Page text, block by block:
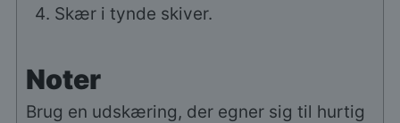
Skær i tynde skiver.
Noter
Brug en udskæring, der egner sig til hurtig